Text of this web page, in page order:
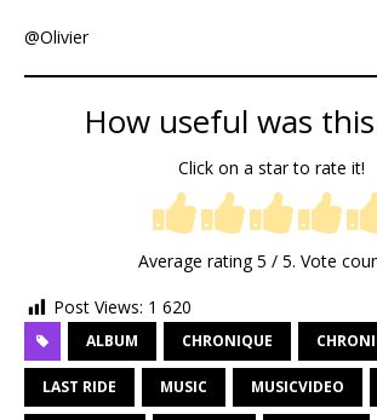
@Olivier
How useful was
Click on a star to rate it!
Average rating5 / 5. Vote
Post Views: 1 620
ALBUM CHRONIQUE
LAST RIDE MUSIC MUSICVIDEO